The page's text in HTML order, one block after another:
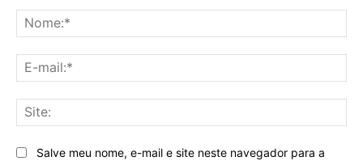
Salve meu nome, e-mail e site neste navegador para a